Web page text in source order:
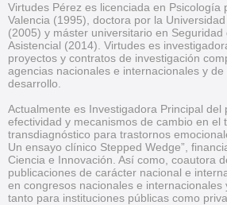
Virtudes Pérez es licenciada en Psicología
Valencia (1995), doctora por la
(2005) y máster universitario en Seguridad
Asistencial (2014). Virtudes es
proyectos y contratos de investigación
agencias nacionales e internacionales y
desarrollo.
Actualmente es Investigadora Principal del
efectividad y mecanismos de cambio en el
transdiagnóstico para trastornos
Un ensayo clínico Stepped Wedge”,
Ciencia e Innovación. Así como, coautora
publicaciones de carácter nacional e
en congresos nacionales e internacionales
tanto para instituciones públicas como